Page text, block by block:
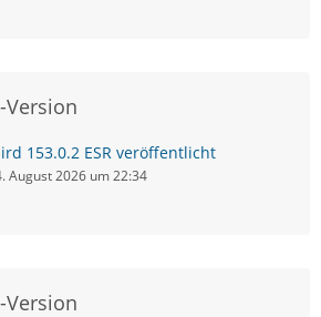
Version
153.0.2 ESR veröffentlicht
August 2026 um 22:34
Version